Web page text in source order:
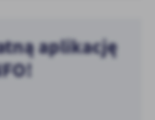
aplikację